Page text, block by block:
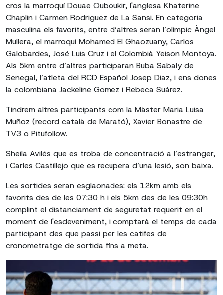
cros la marroquí Douae Ouboukir, l'anglesa Khaterine
Chaplin i Carmen Rodriguez de La Sansi. En categoria
masculina els favorits, entre d’altres seran l’olímpic Àngel
Mullera, el marroquí Mohamed El Ghaozuany, Carlos
Galobardes, José Luis Cruz i el Colombià Yeison Montoya.
Als 5km entre d’altres participaran Buba Sabaly de
Senegal, l’atleta del RCD Español Josep Diaz, i ens dones
la colombiana Jackeline Gomez i Rebeca Suárez.
Tindrem altres participants com la Màster Maria Luisa
Muñoz (record català de Marató), Xavier Bonastre de
TV3 o Pitufollow.
Sheila Avilés que es troba de concentració a l’estranger,
i Carles Castillejo que es recupera d’una lesió, son baixa.
Les sortides seran esglaonades: els 12km amb els
favorits des de les 07:30 h i els 5km des de les 09:30h
complint el distanciament de seguretat requerit en el
moment de l'esdeveniment, i comptarà el temps de cada
participant des que passi per les catifes de
cronometratge de sortida fins a meta.